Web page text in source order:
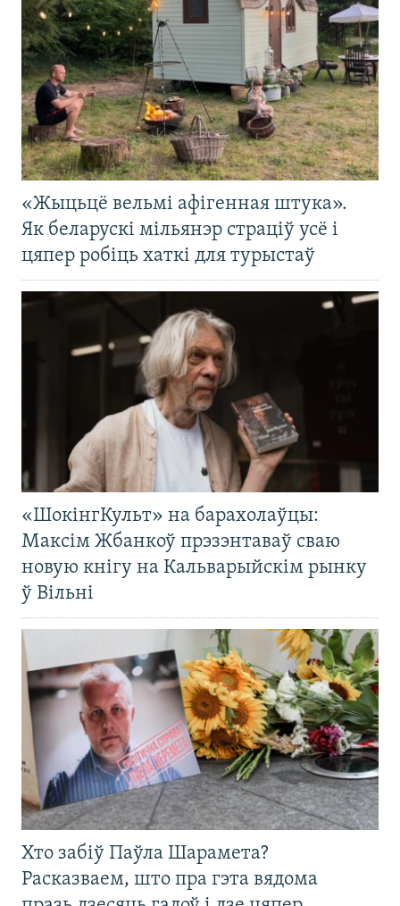
«Жыцьцё вельмі афігенная штука».
Як беларускі мільянэр страціў усё і
цяпер робіць хаткі для турыстаў
«ШокінгКульт» на барахолаўцы:
Максім Жбанкоў прэзэнтаваў сваю
новую кнігу на Кальварыйскім рынку
ў Вільні
Хто забіў Паўла Шарамета?
Расказваем, што пра гэта вядома